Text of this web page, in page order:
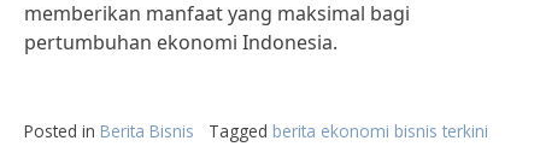
memberikan manfaat yang maksimal bagi
pertumbuhan ekonomi Indonesia.
Posted in Berita Bisnis Tagged berita ekonomi bisnis terkini